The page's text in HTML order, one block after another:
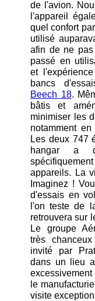
de l'avion.
l'appareil
quel confort
utilisé
afin de ne
passé en
et
bancs
Beech 18.
bâtis et
minimiser les
notamment
Les deux 747
hangar a
appareils. La
Imaginez !
d'essais en
l'on teste de
retrouvera sur
Le groupe
très
invité par
dans un lieu
le
visite